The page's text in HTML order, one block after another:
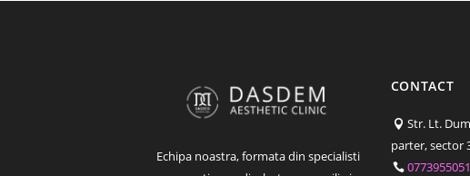
Echipa noastra, formata din specialisti
CONTACT
Str. Lt.
parter, sector
0773955051